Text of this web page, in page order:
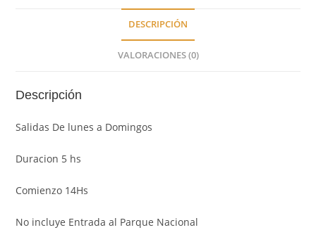
DESCRIPCIÓN
VALORACIONES (0)
Descripción
Salidas De lunes a Domingos
Duracion 5 hs
Comienzo 14Hs
No incluye Entrada al Parque Nacional